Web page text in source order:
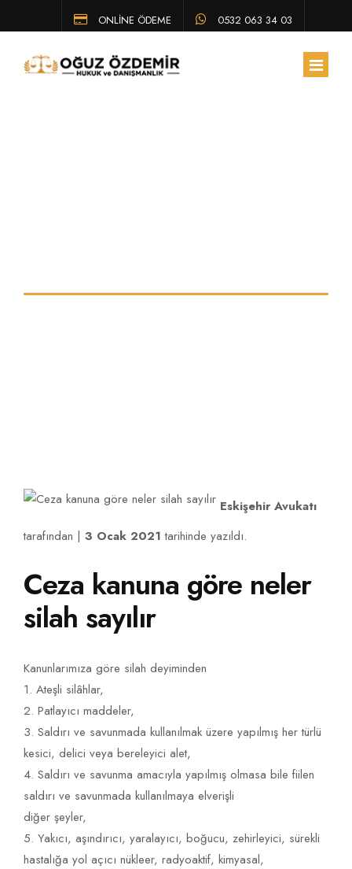
ONLİNE ÖDEME 0532 063 34 03
Eskişehir Avukatı
tarafından | 3 Ocak 2021 tarihinde yazıldı.
Ceza kanuna göre neler
silah sayılır
Kanunlarımıza göre silah deyiminden
1. Ateşli silâhlar,
2. Patlayıcı maddeler,
3. Saldırı ve savunmada kullanılmak üzere yapılmış her türlü
kesici, delici veya bereleyici alet,
4. Saldırı ve savunma amacıyla yapılmış olmasa bile fiilen
saldırı ve savunmada kullanılmaya elverişli
diğer şeyler,
5. Yakıcı, aşındırıcı, yaralayıcı, boğucu, zehirleyici, sürekli
hastalığa yol açıcı nükleer, radyoaktif, kimyasal,